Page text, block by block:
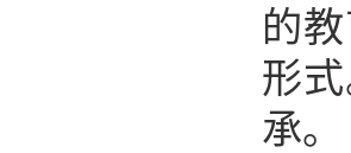
的
形
承。